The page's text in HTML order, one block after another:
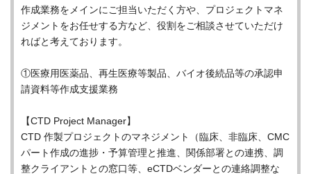
作成業務をメインにご担当いただく方や、プロジェクトマネ
ジメントをお任せする方など、役割をご相談させていただけ
ればと考えております。
①医療用医薬品、再生医療等製品、バイオ後続品等の承認申
請資料等作成支援業務
【CTD Project Manager】
CTD 作製プロジェクトのマネジメント（臨床、非臨床、CMC
パート作成の進捗・予算管理と推進、関係部署との連携、調
整クライアントとの窓口等、eCTDベンダーとの連絡調整な